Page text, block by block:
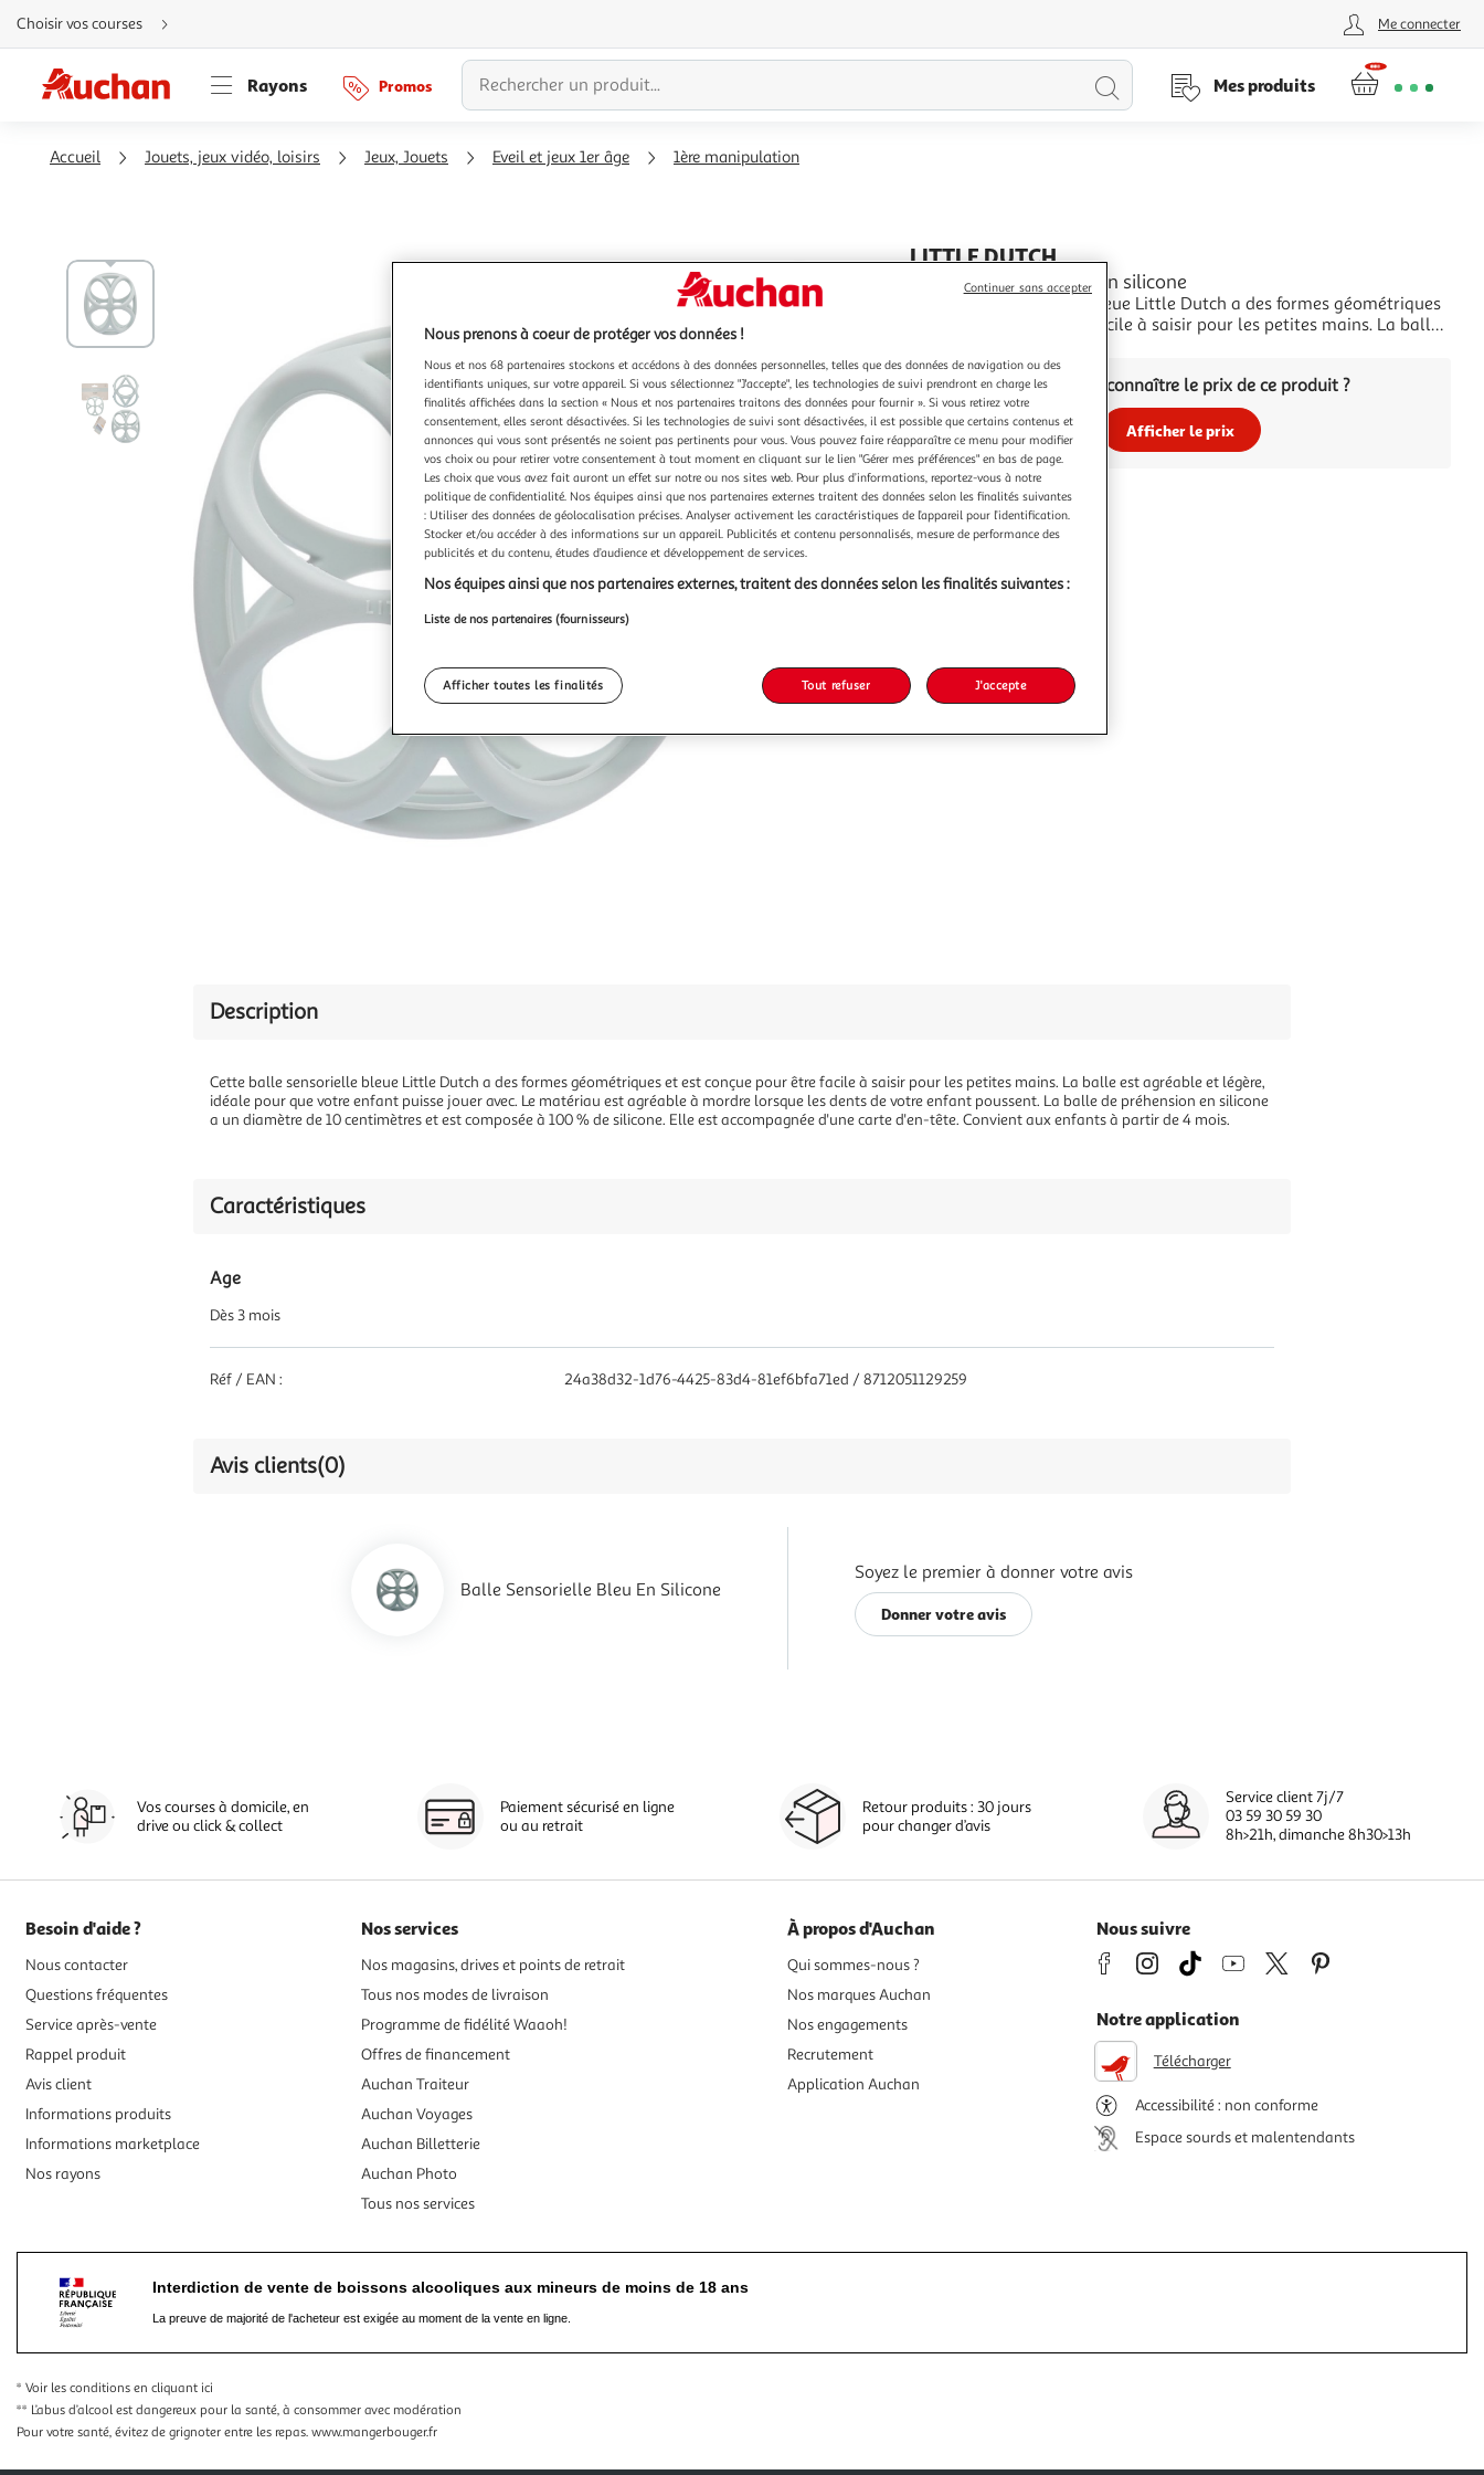
Aller
directement
au
Aller
directement
à
Aller
directement
Choisir vos courses Me connecter
Rayons Promos
Lancer
Mes produits
Accueil Jouets, jeux vidéo, loisirs Jeux, Jouets Eveil et jeux 1er âge 1ère manipulation
Agrandir
l'illustration
200%
l'illustration
à
100
%
Partager
le
produit
LITTLE DUTCH
Balle sensorielle Bleu en silicone
Cette balle sensorielle bleue Little Dutch a des formes géométriques
et est conçue pour être facile à saisir pour les petites mains. La balle
Le matériau est agréable à mordre lorsque les dents de votre enfant
poussent. La balleVous voulez connaître le prix de ce produit ?
Afficher le prix
Description
Cette balle sensorielle bleue Little Dutch a des formes géométriques et est conçue pour être facile à saisir pour les petites mains. La balle est agréable et légère,
idéale pour que votre enfant puisse jouer avec. Le matériau est agréable à mordre lorsque les dents de votre enfant poussent. La balle de préhension en silicone
a un diamètre de 10 centimètres et est composée à 100 % de silicone. Elle est accompagnée d'une carte d'en-tête. Convient aux enfants à partir de 4 mois.
Caractéristiques
Age
Dès 3 mois
Réf / EAN : 24a38d32-1d76-4425-83d4-81ef6bfa71ed / 8712051129259
Avis clients(0)
Balle Sensorielle Bleu En Silicone
Soyez le premier à donner votre avis
Donner votre avis
Vos courses à domicile, en
drive ou click & collect
Paiement sécurisé en ligne
ou au retrait
Retour produits : 30 jours
pour changer d’avis
Service client 7j/7
03 59 30 59 30
8h>21h, dimanche 8h30>13h
Besoin d'aide ?
Nous contacter
Questions fréquentes
Service après-vente
Rappel produit
Avis client
Informations produits
Informations marketplace
Nos rayons
Nos services
Nos magasins, drives et points de retrait
Tous nos modes de livraison
Programme de fidélité Waaoh!
Offres de financement
Auchan Traiteur
Auchan Voyages
Auchan Billetterie
Auchan Photo
Tous nos services
À propos d'Auchan
Qui sommes-nous ?
Nos marques Auchan
Nos engagements
Recrutement
Application Auchan
Nous suivre
Notre application
Télécharger
Accessibilité : non conforme
Espace sourds et malentendants
Interdiction de vente de boissons alcooliques aux mineurs de moins de 18 ans
La preuve de majorité de l'acheteur est exigée au moment de la vente en ligne.
* Voir les conditions en cliquant ici
** L’abus d’alcool est dangereux pour la santé, à consommer avec modération
Pour votre santé, évitez de grignoter entre les repas. www.mangerbouger.fr
Nous prenons à coeur de protéger vos données !
Nous et nos 68 partenaires stockons et accédons à des données personnelles, telles que des données de navigation ou des
identifiants uniques, sur votre appareil. Si vous sélectionnez "J'accepte", les technologies de suivi prendront en charge les
finalités affichées dans la section « Nous et nos partenaires traitons des données pour fournir ». Si vous retirez votre
consentement, elles seront désactivées. Si les technologies de suivi sont désactivées, il est possible que certains contenus et
annonces qui vous sont présentés ne soient pas pertinents pour vous. Vous pouvez faire réapparaître ce menu pour modifier
vos choix ou pour retirer votre consentement à tout moment en cliquant sur le lien "Gérer mes préférences" en bas de page.
Les choix que vous avez fait auront un effet sur notre ou nos sites web. Pour plus d’informations, reportez-vous à notre
politique de confidentialité. Nos équipes ainsi que nos partenaires externes traitent des données selon les finalités suivantes
: Utiliser des données de géolocalisation précises. Analyser activement les caractéristiques de l’appareil pour l’identification.
Stocker et/ou accéder à des informations sur un appareil. Publicités et contenu personnalisés, mesure de performance des
publicités et du contenu, études d’audience et développement de services.
Nos équipes ainsi que nos partenaires externes, traitent des données selon les finalités suivantes :
Liste de nos partenaires (fournisseurs)
Afficher toutes les finalités Tout refuser J'accepte
Continuer sans accepter